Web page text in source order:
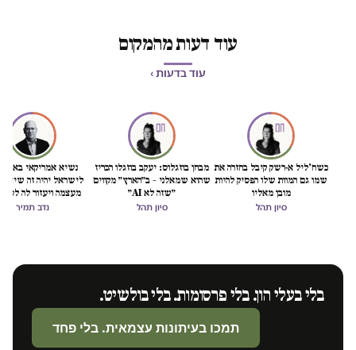
עוד דעות מהמקום
עוד בדעות ›
כשח'ליל א-רשק קיבל בחזרה את
שמו גם המוות שלו הפסיק להיות
מובן מאליו
סיון תהל
מבחן בוזגלוס: יעקב בוזגלו הכריז
שהוא שמאלני – ב״הארץ״ מקווים
״שזה לא AI״
סיון תהל
נשיא אמריקאי באמת
לישראל יהיה זה
מעצמה ויעזור לה
הכיבוש
נדב תמיר
בלי בעלי הון. בלי פרסומות. בלי בולשיט.
תמכו בעיתונות עצמאית. בלי פחד